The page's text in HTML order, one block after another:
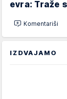
evra: Traže
Komentariši
IZDVAJAMO